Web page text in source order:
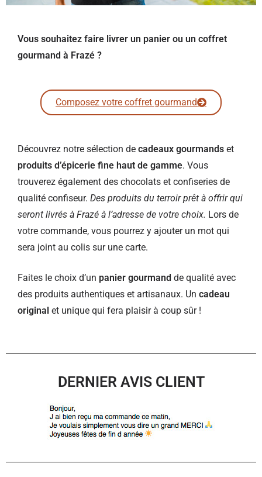
Vous souhaitez faire livrer un panier ou un coffret
gourmand à Frazé ?
Composez votre coffret gourmand
Découvrez notre sélection de cadeaux gourmands et
produits d’épicerie fine haut de gamme. Vous
trouverez également des chocolats et confiseries de
qualité confiseur. Des produits du terroir prêt à offrir qui
seront livrés à Frazé à l’adresse de votre choix. Lors de
votre commande, vous pourrez y ajouter un mot qui
sera joint au colis sur une carte.
Faites le choix d’un panier gourmand de qualité avec
des produits authentiques et artisanaux. Un cadeau
original et unique qui fera plaisir à coup sûr !
DERNIER AVIS CLIENT